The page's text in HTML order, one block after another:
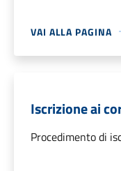
VAI ALLA PAGINA
Iscrizione ai
Procedimento di